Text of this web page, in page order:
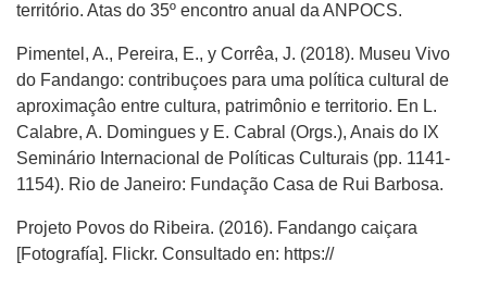
território. Atas do 35º encontro anual da ANPOCS.
Pimentel, A., Pereira, E., y Corrêa, J. (2018). Museu Vivo
do Fandango: contribuçoes para uma política cultural de
aproximaçâo entre cultura, patrimônio e territorio. En L.
Calabre, A. Domingues y E. Cabral (Orgs.), Anais do IX
Seminário Internacional de Políticas Culturais (pp. 1141-
1154). Rio de Janeiro: Fundação Casa de Rui Barbosa.
Projeto Povos do Ribeira. (2016). Fandango caiçara
[Fotografía]. Flickr. Consultado en: https://